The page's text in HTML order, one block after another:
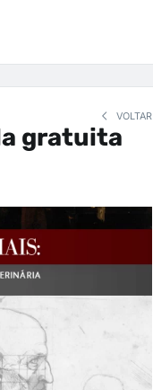
VOLTAR
gratuita